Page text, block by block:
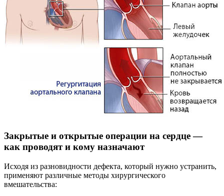
Закрытые и открытые операции на сердце —
как проводят и кому назначают
Исходя из разновидности дефекта, который нужно устранить,
применяют различные методы хирургического
вмешательства: